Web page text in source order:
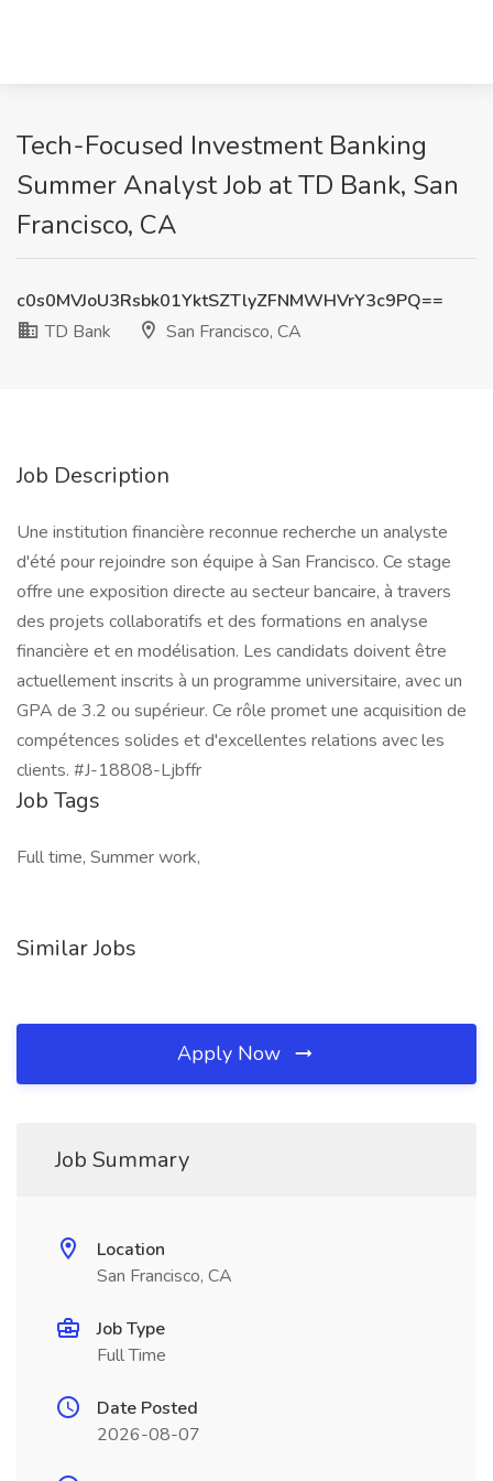
Tech-Focused Investment Banking
Summer Analyst Job at TD Bank, San
Francisco, CA
c0s0MVJoU3Rsbk01YktSZTlyZFNMWHVrY3c9PQ==
TD Bank
San Francisco, CA
Job Description
Une institution financière reconnue recherche un analyste
d'été pour rejoindre son équipe à San Francisco. Ce stage
offre une exposition directe au secteur bancaire, à travers
des projets collaboratifs et des formations en analyse
financière et en modélisation. Les candidats doivent être
actuellement inscrits à un programme universitaire, avec un
GPA de 3.2 ou supérieur. Ce rôle promet une acquisition de
compétences solides et d'excellentes relations avec les
clients. #J-18808-Ljbffr
Job Tags
Full time, Summer work,
Similar Jobs
Apply Now
Job Summary
Location
San Francisco, CA
Job Type
Full Time
Date Posted
2026-08-07